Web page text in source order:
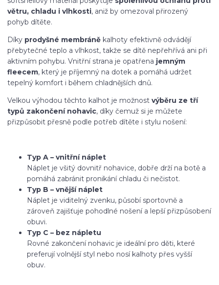
větru, chladu i vlhkosti, aniž by omezoval přirozený
pohyb dítěte.
Díky prodyšné membráně kalhoty efektivně odvádějí
přebytečné teplo a vlhkost, takže se dítě nepřehřívá ani při
aktivním pohybu. Vnitřní strana je opatřena jemným
fleecem, který je příjemný na dotek a pomáhá udržet
tepelný komfort i během chladnějších dnů.
Velkou výhodou těchto kalhot je možnost výběru ze tří
typů zakončení nohavic, díky čemuž si je můžete
přizpůsobit přesně podle potřeb dítěte i stylu nošení:
Typ A – vnitřní náplet
Náplet je všitý dovnitř nohavice, dobře drží na botě a
pomáhá zabránit pronikání chladu či nečistot.
Typ B – vnější náplet
Náplet je viditelný zvenku, působí sportovně a
zároveň zajišťuje pohodlné nošení a lepší přizpůsobení
obuvi.
Typ C – bez nápletu
Rovné zakončení nohavic je ideální pro děti, které
preferují volnější styl nebo nosí kalhoty přes vyšší
obuv.